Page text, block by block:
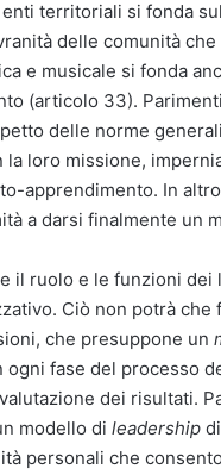
territoriali si fonda
delle comunità che
e musicale si fonda
(articolo 33).
delle norme
loro missione,
apprendimento. In
a darsi finalmente un
il ruolo e le funzioni dei
Ciò non potrà che
che presuppone un
fase del processo
dei risultati.
modello di leadership
personali che